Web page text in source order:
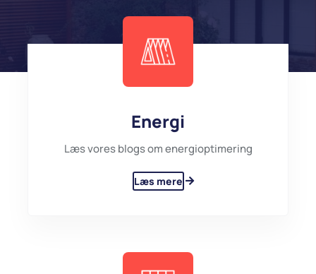
Energi
Læs vores blogs om energioptimering
Læs mere